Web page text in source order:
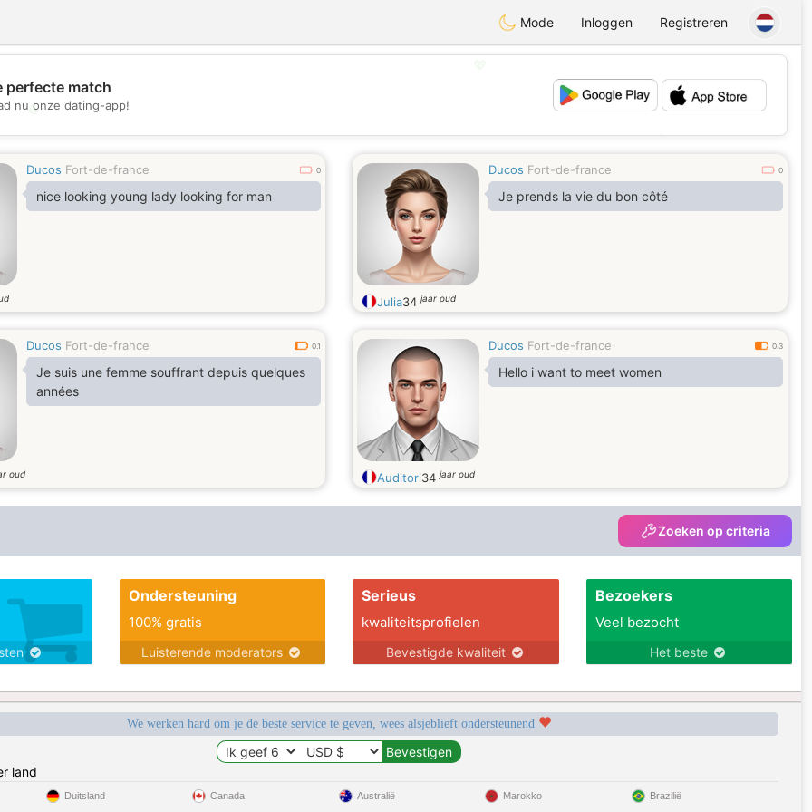
Mode Inloggen Registreren
💖
💕
perfecte match
nu onze dating-app!
Ducos Fort-de-france 0
nice looking young lady looking for man
Ducos Fort-de-france 0
Je prends la vie du bon côté
Julia34jaar oud
Ducos Fort-de-france 0.1
Je suis une femme souffrant depuis quelques
années
oud
Ducos Fort-de-france 0.3
Hello i want to meet women
Auditori34jaar oud
Zoeken op criteria
Ondersteuning
100% gratis
Luisterende moderators
Serieus
kwaliteitsprofielen
Bevestigde kwaliteit
Bezoekers
Veel bezocht
Het beste
We werken hard om je de beste service te geven, wees alsjeblieft ondersteunend
land
Duitsland Canada Australië Marokko Brazilië